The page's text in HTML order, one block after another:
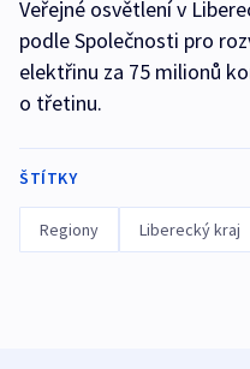
Veřejné osvětlení v
podle Společnosti pro
elektřinu za 75 milionů
o třetinu.
ŠTÍTKY
Regiony Liberecký kraj